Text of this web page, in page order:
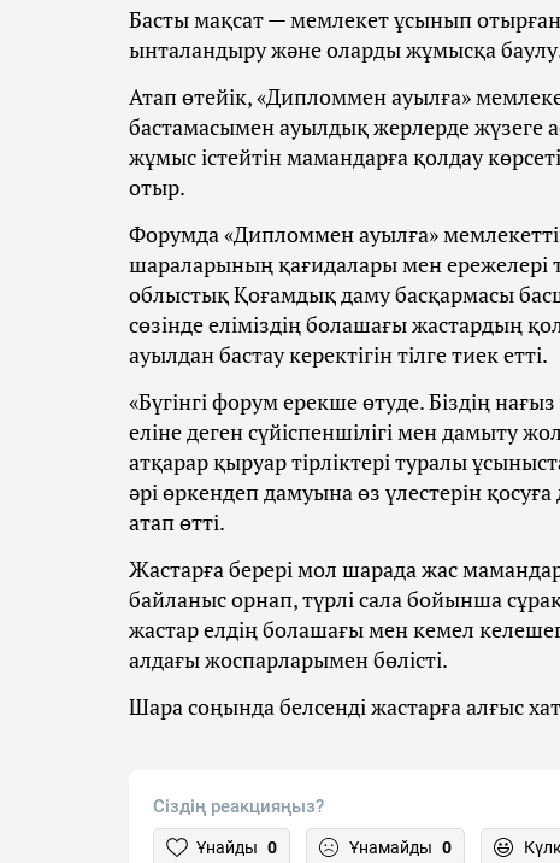
Басты мақсат — мемлекет ұсынып
ынталандыру және оларды жұмысқа
Атап өтейік, «Дипломмен ауылға»
бастамасымен ауылдық жерлерде жүзеге
жұмыс істейтін мамандарға қолдау
отыр.
Форумда «Дипломмен ауылға»
шараларының қағидалары мен ережелері
облыстық Қоғамдық даму басқармасы
сөзінде еліміздің болашағы жастардың
ауылдан бастау керектігін тілге тиек етті.
«Бүгінгі форум ерекше өтуде. Біздің
еліне деген сүйіспеншілігі мен дамыту
атқарар қыруар тірліктері туралы
әрі өркендеп дамуына өз үлестерін
атап өтті.
Жастарға берері мол шарада жас
байланыс орнап, түрлі сала бойынша
жастар елдің болашағы мен кемел
алдағы жоспарларымен бөлісті.
Шара соңында белсенді жастарға алғыс
Сіздің реакцияңыз?
Ұнайды 0 Ұнамайды 0